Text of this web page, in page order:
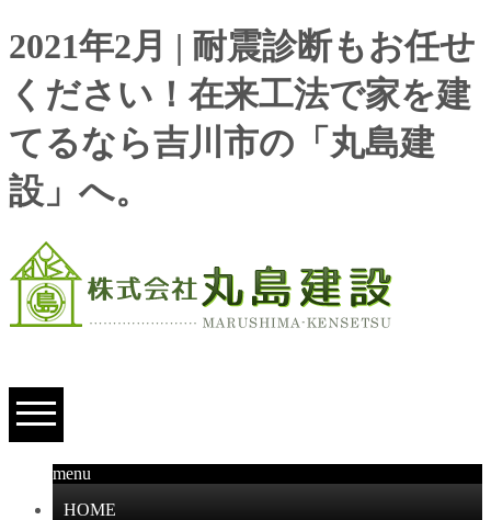
2021年2月 | 耐震診断もお任せ
ください！在来工法で家を建
てるなら吉川市の「丸島建
設」へ。
menu
HOME